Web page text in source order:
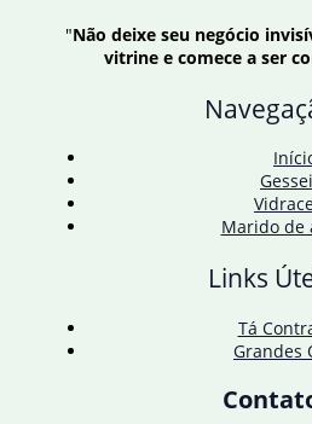
"Não deixe seu negócio
vitrine e comece a ser
Marido de
Links
Tá
Grandes